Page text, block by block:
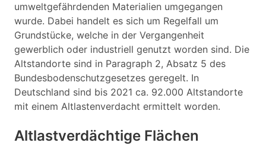
umweltgefährdenden Materialien umgegangen
wurde. Dabei handelt es sich um Regelfall um
Grundstücke, welche in der Vergangenheit
gewerblich oder industriell genutzt worden sind. Die
Altstandorte sind in Paragraph 2, Absatz 5 des
Bundesbodenschutzgesetzes geregelt. In
Deutschland sind bis 2021 ca. 92.000 Altstandorte
mit einem Altlastenverdacht ermittelt worden.
Altlastverdächtige Flächen